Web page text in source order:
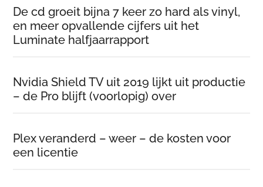
De cd groeit bijna 7 keer zo hard als vinyl,
en meer opvallende cijfers uit het
Luminate halfjaarrapport
Nvidia Shield TV uit 2019 lijkt uit productie
– de Pro blijft (voorlopig) over
Plex veranderd – weer – de kosten voor
een licentie